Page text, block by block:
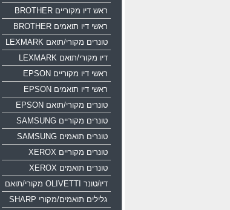
ראש דיו מקוריים BROTHER
ראשי דיו תואמים BROTHER
טונרים מקורי/תואם LEXMARK
דיו מקורי/תואם LEXMARK
ראשי דיו מקוריים EPSON
ראשי דיו תואמים EPSON
טונרים מקורי/תואם EPSON
טונרים מקוריים SAMSUNG
טונרים תואמים SAMSUNG
טונרים מקוריים XEROX
טונרים תואמים XEROX
דיו/טונר OLIVETTI מקורי/תואם
גלילים תואמים/מקורי SHARP